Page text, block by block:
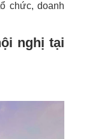
chức, doanh
nghị tại